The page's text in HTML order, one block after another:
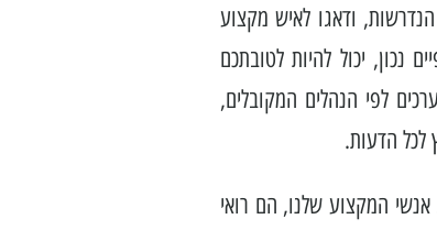
הנדרשות, ודאגו לאיש מקצוע
נכון, יכול להיות לטובתכם
לפי הנהלים המקובלים,
לכל הדעות.
אנשי המקצוע שלנו, הם רואי